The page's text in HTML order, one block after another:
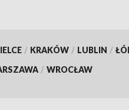
/ KRAKÓW / LUBLIN /
/ WROCŁAW